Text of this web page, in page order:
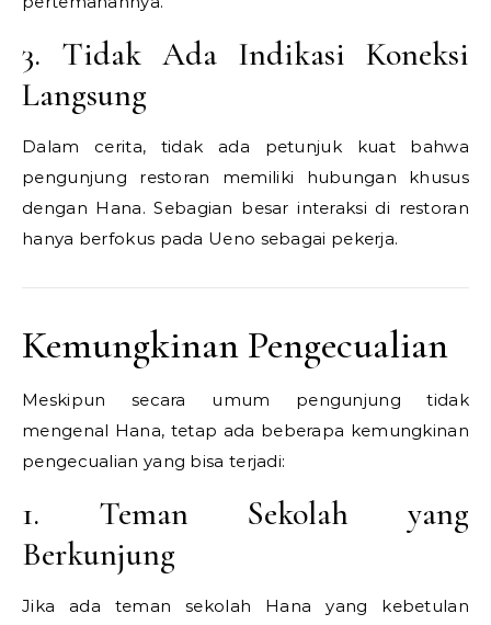
3. Tidak Ada Indikasi Koneksi
Langsung
Dalam cerita, tidak ada petunjuk kuat bahwa
pengunjung restoran memiliki hubungan khusus
dengan Hana. Sebagian besar interaksi di restoran
hanya berfokus pada Ueno sebagai pekerja.
Kemungkinan Pengecualian
Meskipun secara umum pengunjung tidak
mengenal Hana, tetap ada beberapa kemungkinan
pengecualian yang bisa terjadi:
1. Teman Sekolah yang
Berkunjung
Jika ada teman sekolah Hana yang kebetulan